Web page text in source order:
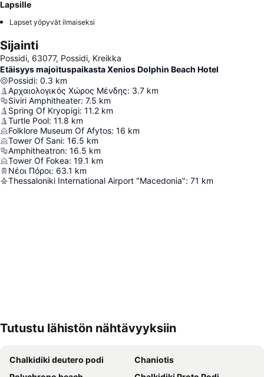
Lapsille
Lapset yöpyvät ilmaiseksi
Sijainti
Possidi, 63077, Possidi, Kreikka
Etäisyys majoituspaikasta Xenios Dolphin Beach Hotel
Possidi: 0.3 km
Αρχαιολογικός Χώρος Μένδης: 3.7 km
Siviri Amphitheater: 7.5 km
Spring Of Kryopigi: 11.2 km
Turtle Pool: 11.8 km
Folklore Museum Of Afytos: 16 km
Tower Of Sani: 16.5 km
Amphitheatron: 16.5 km
Tower Of Fokea: 19.1 km
Νέοι Πόροι: 63.1 km
Thessaloniki International Airport "Macedonia": 71 km
Tutustu lähistön nähtävyyksiin
Chalkidiki deutero podi
Chaniotis